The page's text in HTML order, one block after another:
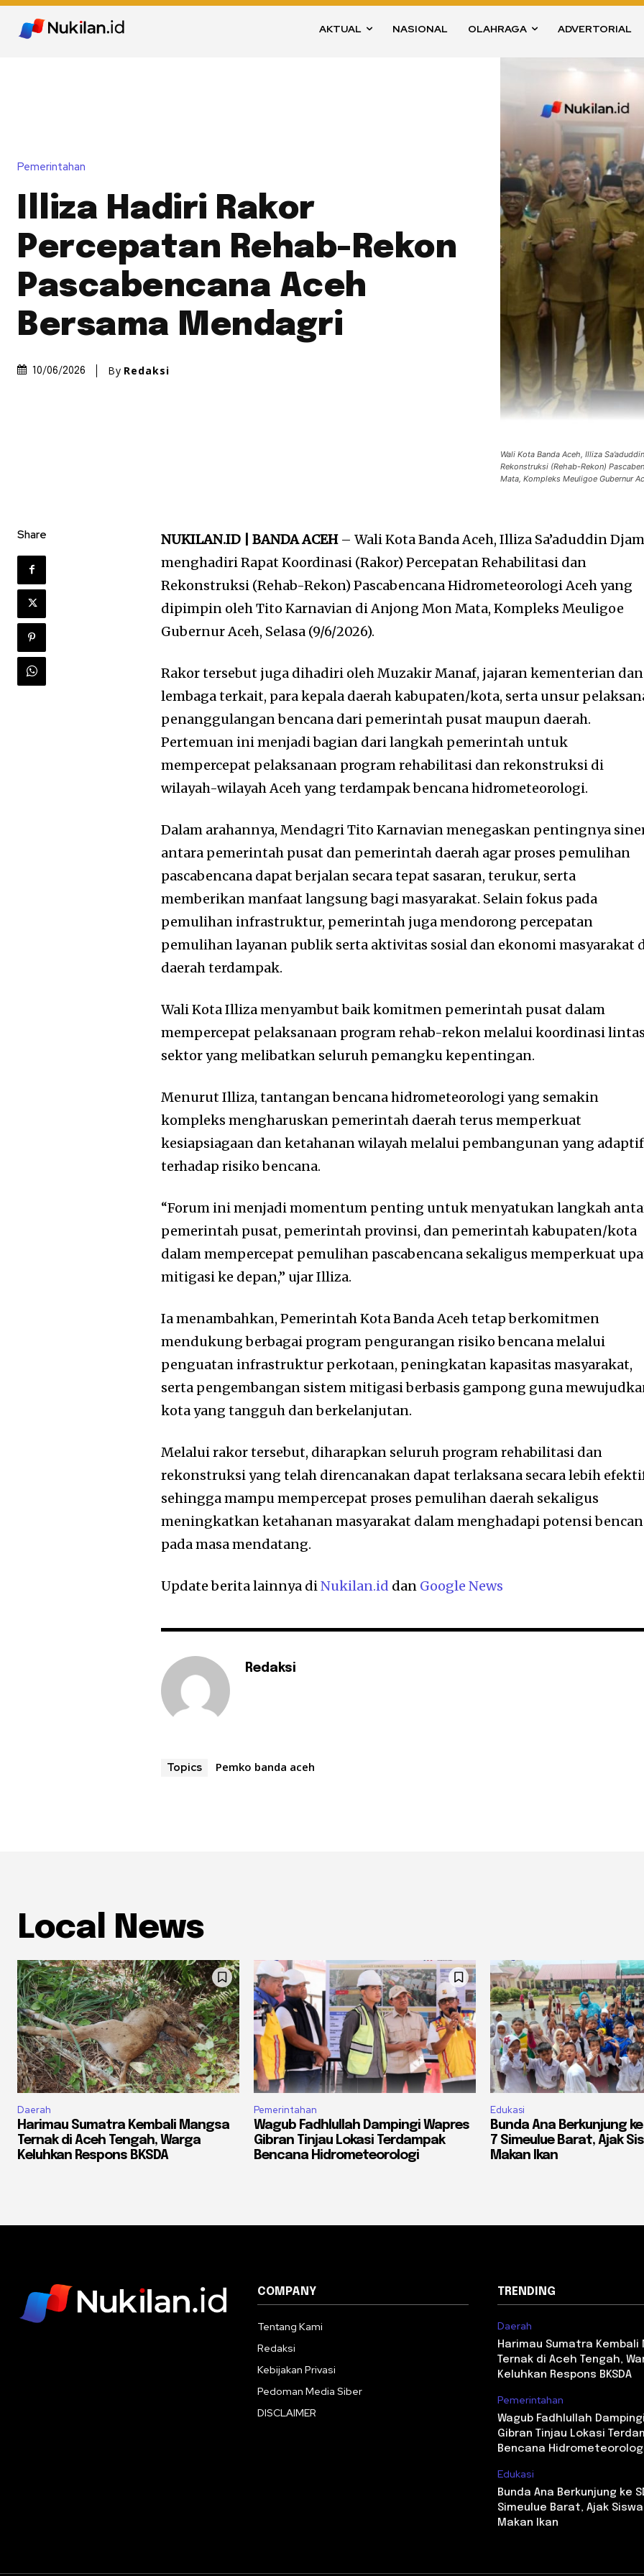
AKTUAL NASIONAL OLAHRAGA ADVERTORIAL
Pemerintahan
Illiza Hadiri Rakor
Percepatan Rehab-Rekon
Pascabencana Aceh
Bersama Mendagri
10/06/2026 By Redaksi
Wali Kota Banda Aceh, Illiza
Rekonstruksi (Rehab-Rekon)
Mata, Kompleks Meuligoe Gubernur
Share NUKILAN.ID | BANDA ACEH– Wali Kota Banda Aceh,Illiza Sa’aduddin
menghadiri Rapat Koordinasi (Rakor) Percepatan Rehabilitasi dan
Rekonstruksi (Rehab-Rekon) Pascabencana Hidrometeorologi Aceh yang
dipimpin olehTito Karnavian di Anjong Mon Mata, KompleksMeuligoe
Gubernur Aceh, Selasa (9/6/2026).
Rakor tersebut juga dihadiri olehMuzakir Manaf, jajaran kementerian dan
lembaga terkait, para kepala daerah kabupaten/kota, serta unsur
penanggulangan bencana dari pemerintah pusat maupun daerah.
Pertemuan ini menjadi bagian dari langkah pemerintah untuk
mempercepat pelaksanaan program rehabilitasi dan rekonstruksi di
wilayah-wilayah Aceh yang terdampak bencana hidrometeorologi.
Dalam arahannya, Mendagri Tito Karnavian menegaskan pentingnya
antara pemerintah pusat dan pemerintah daerah agar proses pemulihan
pascabencana dapat berjalan secara tepat sasaran, terukur, serta
memberikan manfaat langsung bagi masyarakat. Selain fokus pada
pemulihan infrastruktur, pemerintah juga mendorong percepatan
pemulihan layanan publik serta aktivitas sosial dan ekonomi masyarakat
daerah terdampak.
Wali Kota Illiza menyambut baik komitmen pemerintah pusat dalam
mempercepat pelaksanaan program rehab-rekon melalui koordinasi lintas
sektor yang melibatkan seluruh pemangku kepentingan.
Menurut Illiza, tantangan bencana hidrometeorologi yang semakin
kompleks mengharuskan pemerintah daerah terus memperkuat
kesiapsiagaan dan ketahanan wilayah melalui pembangunan yang adaptif
terhadap risiko bencana.
“Forum ini menjadi momentum penting untuk menyatukan langkah
pemerintah pusat, pemerintah provinsi, dan pemerintah kabupaten/kota
dalam mempercepat pemulihan pascabencana sekaligus memperkuat
mitigasi ke depan,” ujar Illiza.
Ia menambahkan, Pemerintah Kota Banda Aceh tetap berkomitmen
mendukung berbagai program pengurangan risiko bencana melalui
penguatan infrastruktur perkotaan, peningkatan kapasitas masyarakat,
serta pengembangan sistem mitigasi berbasis gampong guna
kota yang tangguh dan berkelanjutan.
Melalui rakor tersebut, diharapkan seluruh program rehabilitasi dan
rekonstruksi yang telah direncanakan dapat terlaksana secara lebih
sehingga mampu mempercepat proses pemulihan daerah sekaligus
meningkatkan ketahanan masyarakat dalam menghadapi potensi
pada masa mendatang.
Update berita lainnya diNukilan.id dan Google News
Redaksi
Topics Pemko banda aceh
Local News
Daerah
Harimau Sumatra Kembali Mangsa
Ternak di Aceh Tengah, Warga
Keluhkan Respons BKSDA
Pemerintahan
Wagub Fadhlullah Dampingi Wapres
Gibran Tinjau Lokasi Terdampak
Bencana Hidrometeorologi
Edukasi
Bunda Ana Berkunjung
7 Simeulue Barat, Ajak
Makan Ikan
COMPANY
Tentang Kami
Redaksi
Kebijakan Privasi
Pedoman Media Siber
DISCLAIMER
TRENDING
Daerah
Harimau Sumatra Kembali
Ternak di Aceh Tengah,
Keluhkan Respons BKSDA
Pemerintahan
Wagub Fadhlullah
Gibran Tinjau Lokasi
Bencana
Edukasi
Bunda Ana Berkunjung ke
Simeulue Barat, Ajak
Makan Ikan